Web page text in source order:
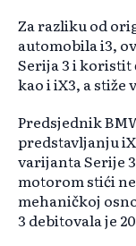
Za razliku od
automobila i3,
Serija 3 i koristit
kao i iX3, a stiže
Predsjednik
predstavljanju
varijanta Serije
motorom stići
mehaničkoj
3 debitovala je